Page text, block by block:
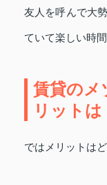
友人を呼んで大
ていて楽しい時間
賃貸のメ
リットは
ではメリットは